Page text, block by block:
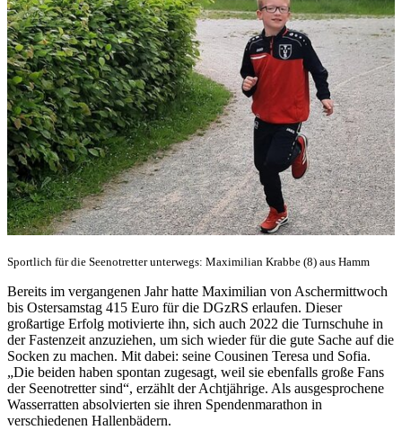
Sportlich für die Seenotretter unterwegs: Maximilian Krabbe (8) aus Hamm
Bereits im vergangenen Jahr hatte Maximilian von Aschermittwoch
bis Ostersamstag 415 Euro für die DGzRS erlaufen. Dieser
großartige Erfolg motivierte ihn, sich auch 2022 die Turnschuhe in
der Fastenzeit anzuziehen, um sich wieder für die gute Sache auf die
Socken zu machen. Mit dabei: seine Cousinen Teresa und Sofia.
„Die beiden haben spontan zugesagt, weil sie ebenfalls große Fans
der Seenotretter sind“, erzählt der Achtjährige. Als ausgesprochene
Wasserratten absolvierten sie ihren Spendenmarathon in
verschiedenen Hallenbädern.